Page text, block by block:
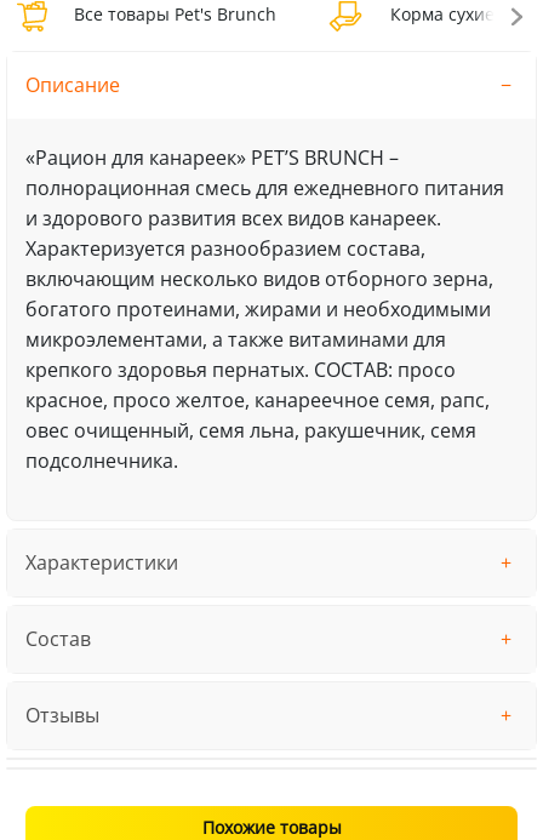
Все товары Pet's Brunch Корма сухие
Описание
«Рацион для канареек» PET’S BRUNCH –
полнорационная смесь для ежедневного питания
и здорового развития всех видов канареек.
Характеризуется разнообразием состава,
включающим несколько видов отборного зерна,
богатого протеинами, жирами и необходимыми
микроэлементами, а также витаминами для
крепкого здоровья пернатых. СОСТАВ: просо
красное, просо желтое, канареечное семя, рапс,
овес очищенный, семя льна, ракушечник, семя
подсолнечника.
Характеристики
Состав
Отзывы
Похожие товары